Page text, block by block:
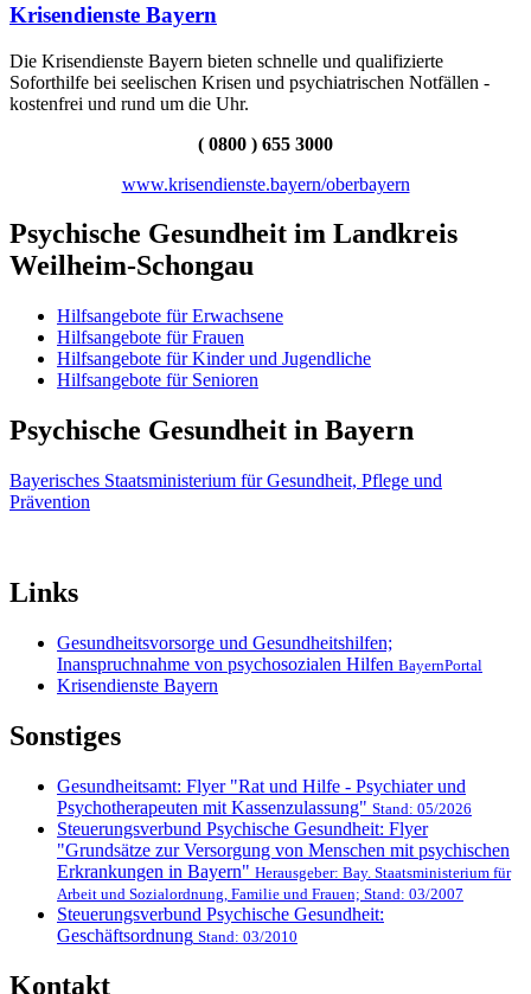
Krisendienste Bayern
Die Krisendienste Bayern bieten schnelle und qualifizierte
Soforthilfe bei seelischen Krisen und psychiatrischen Notfällen -
kostenfrei und rund um die Uhr.
( 0800 ) 655 3000
www.krisendienste.bayern/oberbayern
Psychische Gesundheit im Landkreis
Weilheim-Schongau
Hilfsangebote für Erwachsene
Hilfsangebote für Frauen
Hilfsangebote für Kinder und Jugendliche
Hilfsangebote für Senioren
Psychische Gesundheit in Bayern
Bayerisches Staatsministerium für Gesundheit, Pflege und
Prävention
Links
Gesundheitsvorsorge und Gesundheitshilfen;
Inanspruchnahme von psychosozialen Hilfen BayernPortal
Krisendienste Bayern
Sonstiges
Gesundheitsamt: Flyer "Rat und Hilfe - Psychiater und
Psychotherapeuten mit Kassenzulassung" Stand: 05/2026
Steuerungsverbund Psychische Gesundheit: Flyer
"Grundsätze zur Versorgung von Menschen mit psychischen
Erkrankungen in Bayern" Herausgeber: Bay. Staatsministerium für
Arbeit und Sozialordnung, Familie und Frauen; Stand: 03/2007
Steuerungsverbund Psychische Gesundheit:
Geschäftsordnung Stand: 03/2010
Kontakt